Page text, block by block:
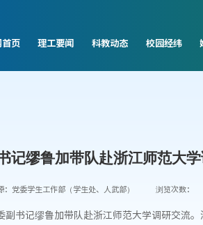
页 理工要闻 科教动态 校园经纬
记缪鲁加带队赴浙江师范大
：党委学生工作部（学生处、人武部） 浏览次数：
书记缪鲁加带队赴浙江师范大学调研交流